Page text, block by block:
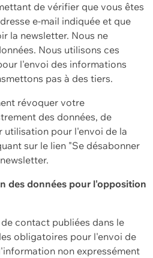
de vérifier que vous êtes
e-mail indiquée et que
la newsletter. Nous ne
Nous utilisons ces
l'envoi des informations
pas à des tiers.
révoquer votre
des données, de
utilisation pour l'envoi de la
sur le lien "Se désabonner
des données pour l'opposition
contact publiées dans le
obligatoires pour l'envoi de
non expressément